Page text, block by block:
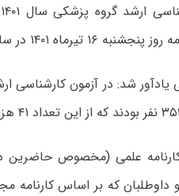
در سایت مرکز سنجش آموزش پزشکی منتشر شد.
علمی (مخصوص